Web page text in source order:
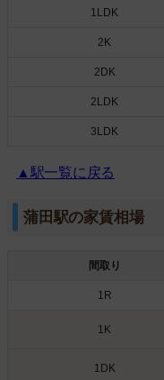
1LDK
2K
2DK
2LDK
3LDK
▲駅一覧に戻る
蒲田駅の家賃相場
間取り
1R
1K
1DK